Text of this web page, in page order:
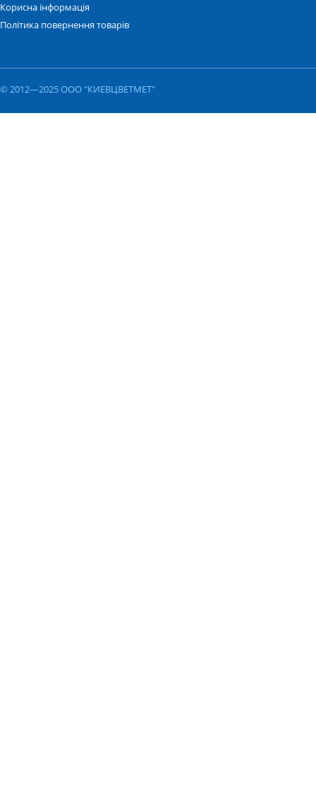
Корисна інформація
Політика повернення товарів
© 2012—2025 ООО "КИЕВЦВЕТМЕТ"